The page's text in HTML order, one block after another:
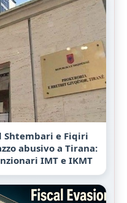
Shtembari e Fiqiri
abusivo a Tirana:
IMT e IKMT